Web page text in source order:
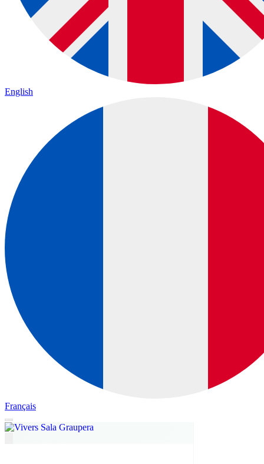
English
Français